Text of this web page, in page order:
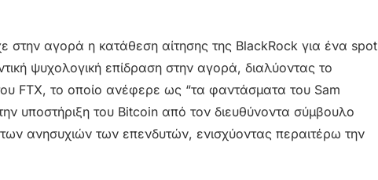
στην αγορά η κατάθεση αίτησης της BlackRock για ένα spot
ψυχολογική επίδραση στην αγορά, διαλύοντας το
FTX, το οποίο ανέφερε ως “τα φαντάσματα του Sam
υποστήριξη του Bitcoin από τον διευθύνοντα σύμβουλο
ανησυχιών των επενδυτών, ενισχύοντας περαιτέρω την